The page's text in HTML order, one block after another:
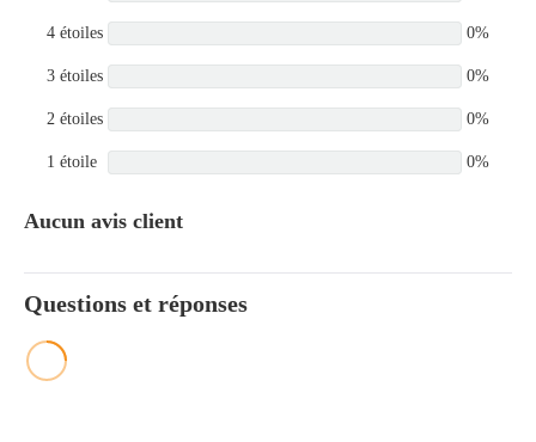
4 étoiles 0%
3 étoiles 0%
2 étoiles 0%
1 étoile 0%
Aucun avis client
Questions et réponses